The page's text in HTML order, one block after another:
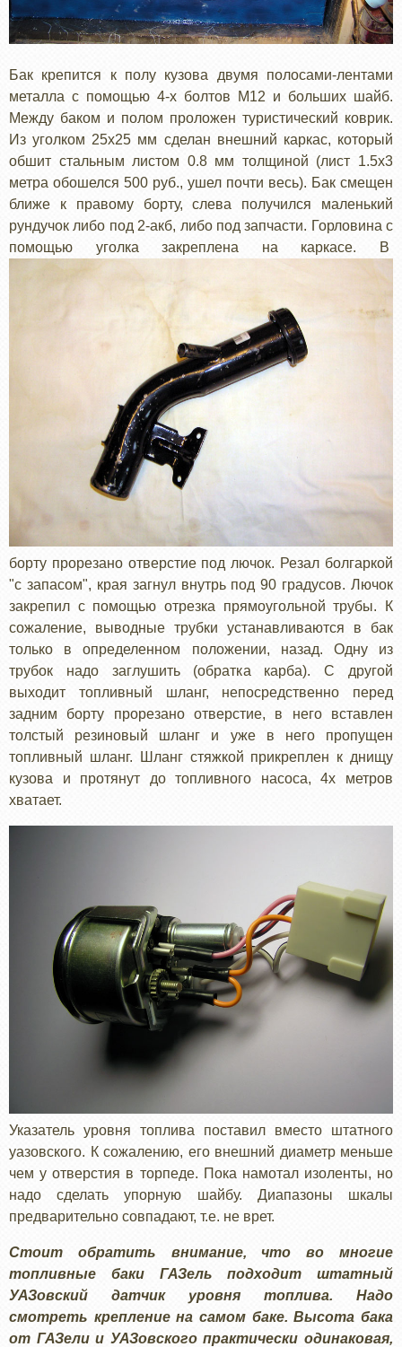
Бак крепится к полу кузова двумя полосами-лентами
металла с помощью 4-х болтов М12 и больших шайб.
Между баком и полом проложен туристический коврик.
Из уголком 25x25 мм сделан внешний каркас, который
обшит стальным листом 0.8 мм толщиной (лист 1.5x3
метра обошелся 500 руб., ушел почти весь). Бак смещен
ближе к правому борту, слева получился маленький
рундучок либо под 2-акб, либо под запчасти. Горловина с
помощью уголка закреплена на каркасе. В
борту прорезано отверстие под лючок. Резал болгаркой
"с запасом", края загнул внутрь под 90 градусов. Лючок
закрепил с помощью отрезка прямоугольной трубы. К
сожаление, выводные трубки устанавливаются в бак
только в определенном положении, назад. Одну из
трубок надо заглушить (обратка карба). С другой
выходит топливный шланг, непосредственно перед
задним борту прорезано отверстие, в него вставлен
толстый резиновый шланг и уже в него пропущен
топливный шланг. Шланг стяжкой прикреплен к днищу
кузова и протянут до топливного насоса, 4х метров
хватает.
Указатель уровня топлива поставил вместо штатного
уазовского. К сожалению, его внешний диаметр меньше
чем у отверстия в торпеде. Пока намотал изоленты, но
надо сделать упорную шайбу. Диапазоны шкалы
предварительно совпадают, т.е. не врет.
Стоит обратить внимание, что во многие
топливные баки ГАЗель подходит штатный
УАЗовский датчик уровня топлива. Надо
смотреть крепление на самом баке. Высота бака
от ГАЗели и УАЗовского практически одинаковая,